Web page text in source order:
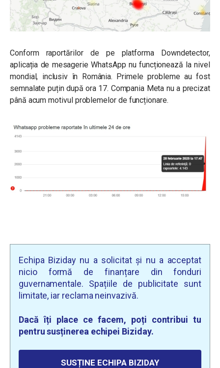
Conform raportărilor de pe platforma Downdetector,
aplicația de mesagerie WhatsApp nu funcționează la nivel
mondial, inclusiv în România. Primele probleme au fost
semnalate puțin după ora 17. Compania Meta nu a precizat
până acum motivul problemelor de funcționare.
Echipa Biziday nu a solicitat și nu a acceptat
nicio formă de finanțare din fonduri
guvernamentale. Spațiile de publicitate sunt
limitate, iar reclama neinvazivă.
Dacă îți place ce facem, poți contribui tu
pentru susținerea echipei Biziday.
SUSȚINE ECHIPA BIZIDAY